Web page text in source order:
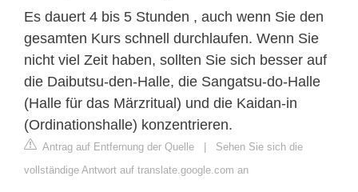
Es dauert 4 bis 5 Stunden , auch wenn Sie den
gesamten Kurs schnell durchlaufen. Wenn Sie
nicht viel Zeit haben, sollten Sie sich besser auf
die Daibutsu-den-Halle, die Sangatsu-do-Halle
(Halle für das Märzritual) und die Kaidan-in
(Ordinationshalle) konzentrieren.
Antrag auf Entfernung der Quelle | Sehen Sie sich die
vollständige Antwort auf translate.google.com an